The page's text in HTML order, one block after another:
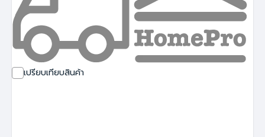
เปรียบเทียบสินค้า